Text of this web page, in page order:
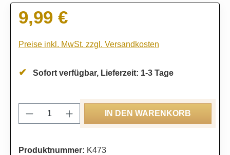
Regulärer Preis:
9,99 €
Preise inkl. MwSt. zzgl. Versandkosten
Sofort verfügbar, Lieferzeit: 1-3 Tage
Produkt Anzahl: Gib den gewünschten
IN DEN WARENKORB
Produktnummer: K473